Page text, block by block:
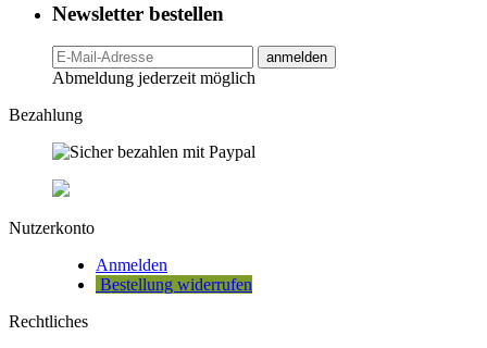
Newsletter bestellen
anmelden
Abmeldung jederzeit möglich
Bezahlung
Nutzerkonto
Anmelden
Bestellung widerrufen
Rechtliches